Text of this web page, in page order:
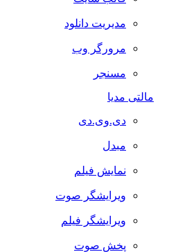
مدیریت دانلود
مرورگر وب
مسنجر
مالتی مدیا
دی.وی.دی
مبدل
نمایش فیلم
ویرایشگر صوت
ویرایشگر فیلم
پخش صوت